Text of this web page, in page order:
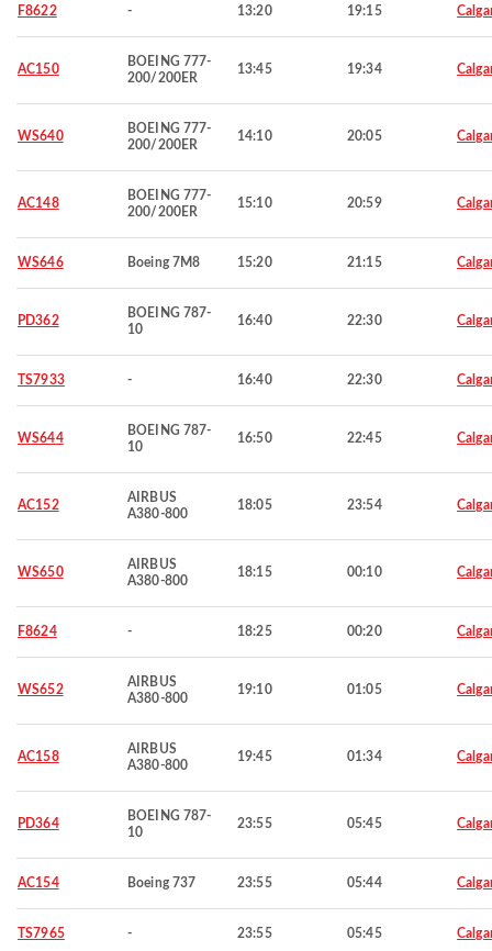
F8622 - 13:20 19:15
AC150
BOEING 777-
200/200ER
13:45 19:34
WS640
BOEING 777-
200/200ER
14:10 20:05
AC148
BOEING 777-
200/200ER
15:10 20:59
WS646 Boeing 7M8 15:20 21:15
PD362
BOEING 787-
10
16:40 22:30
TS7933 - 16:40 22:30
WS644
BOEING 787-
10
16:50 22:45
AC152
AIRBUS
A380-800
18:05 23:54
WS650
AIRBUS
A380-800
18:15 00:10
F8624 - 18:25 00:20
WS652
AIRBUS
A380-800
19:10 01:05
AC158
AIRBUS
A380-800
19:45 01:34
PD364
BOEING 787-
10
23:55 05:45
AC154 Boeing 737 23:55 05:44
TS7965 - 23:55 05:45